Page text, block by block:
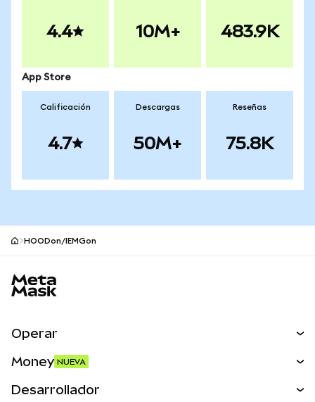
4.4 10M+ 483.9K
App Store
Calificación
4.7
Descargas
50M+
Reseñas
75.8K
HOODon/IEMGon
Operar
Money NUEVA
Desarrollador